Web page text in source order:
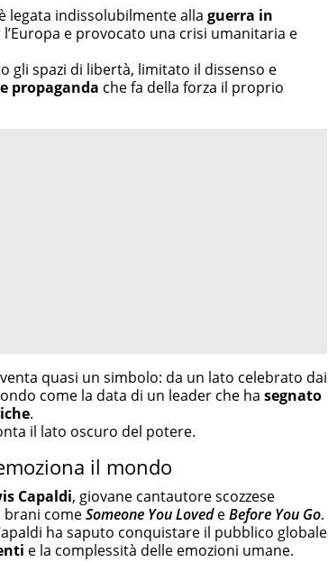
legata indissolubilmente alla guerra in
l’Europa e provocato una crisi umanitaria e
gli spazi di libertà, limitato il dissenso e
propaganda che fa della forza il proprio
quasi un simbolo: da un lato celebrato dai
come la data di un leader che ha segnato
.
il lato oscuro del potere.
il mondo
Capaldi, giovane cantautore scozzese
brani comeSomeone You LovedeBefore You Go.
ha saputo conquistare il pubblico globale
e la complessità delle emozioni umane.